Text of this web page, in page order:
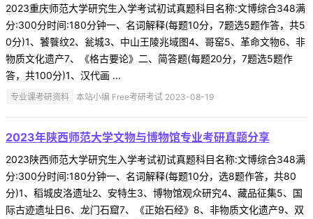
2023重庆师范大学研究生入学考试初试真题科目名称:文博综合348满
分:300分时间:180分钟一、名词解释(每题10分，7题选5题作答，共5
0分)1、饕餮纹2、瓮城3、中山王陵兆域图4、哥窑5、革命文物6、非
物质文化遗产7、《格古要论》二、简答题(每题20分，7题选5题作
答，共100分)1、汉代画 ...
专业课考研资料 本站小编 Free考研考试 2023-08-19
2023年陕西师范大学文物与博物馆专业考研真题分享
2023陕西师范大学研究生入学考试初试真题科目名称:文博综合348满
分:300分时间:180分钟一、名词解释(每题10分，选8题作答，共80
分)1、稻城皮洛遗址2、安特生3、博物馆观众研究4、藏品征集5、国
际古迹遗址日6、龙门石窟7、《正始石经》8、非物质文化遗产9、双